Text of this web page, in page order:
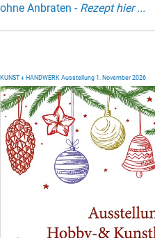
ohne Anbraten - Rezept hier ...
KUNST + HANDWERK Ausstellung 1. November 2026